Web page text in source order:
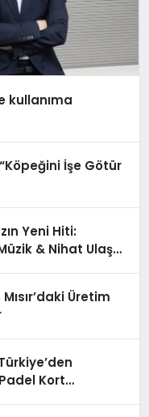
kullanıma
İşe Götür
Yeni Hiti:
& Nihat Ulaş
Üretim
Kort